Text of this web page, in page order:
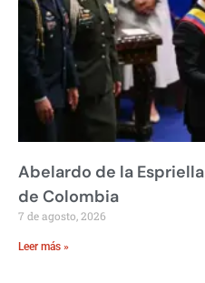
Abelardo de la
de Colombia
7 de agosto, 2026
Leer más »